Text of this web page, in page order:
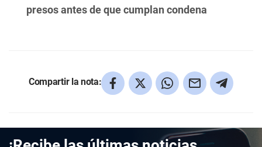
presos antes de que cumplan condena
Compartir la nota: